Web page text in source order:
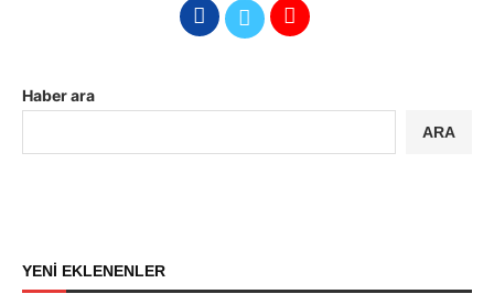
Haber ara
ARA
YENİ EKLENENLER